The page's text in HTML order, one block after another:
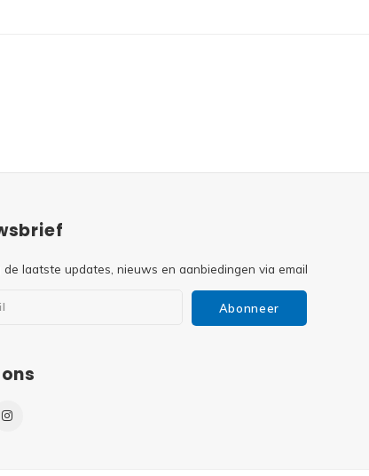
de laatste updates, nieuws en aanbiedingen via email
Abonneer